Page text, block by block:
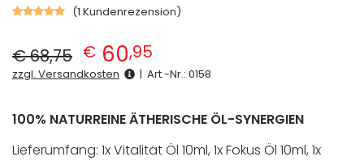
Bewertet
5,
auf
(1 Kundenrezension)
€68,75
Ursprünglicher Preis war: € 68,75
€ 60,95
zzgl. Versandkosten | Art.-Nr.: 0158
100% NATURREINE ÄTHERISCHE ÖL-SYNERGIEN
Lieferumfang: 1x Vitalität Öl 10ml, 1x Fokus Öl 10ml, 1x